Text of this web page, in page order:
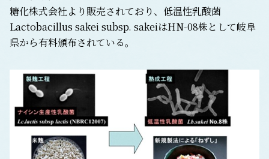
糖化株式会社より販売されており、低温性乳酸菌
Lactobacillus sakei subsp. sakeiはHN-08株として岐阜
県から有料頒布されている。